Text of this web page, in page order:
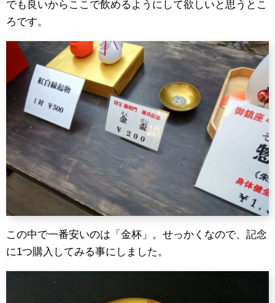
でも良いからここで飲めるようにして欲しいと思うとこ
ろです。
この中で一番安いのは「金杯」。せっかくなので、記念
に1つ購入してみる事にしました。